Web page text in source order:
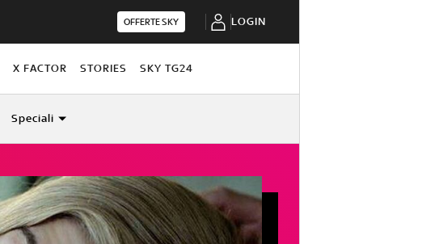
OFFERTE SKY LOGIN
X FACTOR STORIES SKY TG24
Speciali